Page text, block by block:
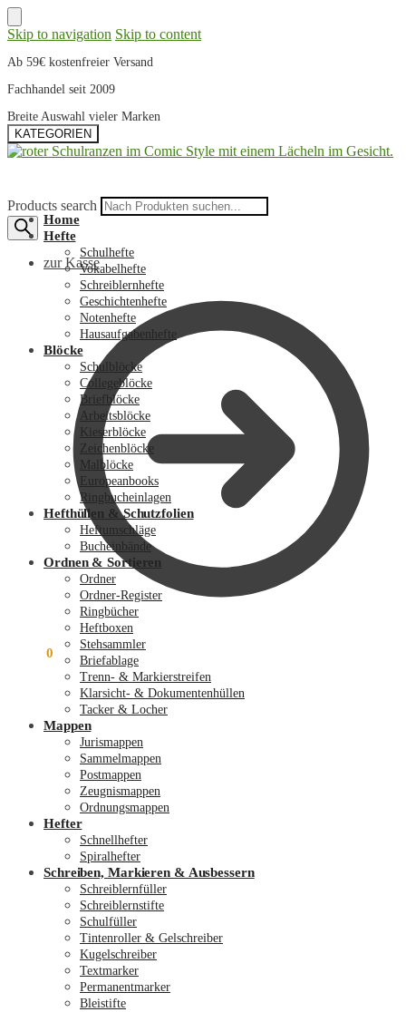
Skip to navigation Skip to content
Ab 59€ kostenfreier Versand
Fachhandel seit 2009
Breite Auswahl vieler Marken
KATEGORIEN
Products search
zur Kasse
0
Home
Hefte
Schulhefte
Vokabelhefte
Schreiblernhefte
Geschichtenhefte
Notenhefte
Hausaufgabenhefte
Blöcke
Schulblöcke
Collegeblöcke
Briefblöcke
Arbeitsblöcke
Kieserblöcke
Zeichenblöcke
Malblöcke
Europeanbooks
Ringbucheinlagen
Hefthüllen & Schutzfolien
Heftumschläge
Bucheinbände
Ordnen & Sortieren
Ordner
Ordner-Register
Ringbücher
Heftboxen
Stehsammler
Briefablage
Trenn- & Markierstreifen
Klarsicht- & Dokumentenhüllen
Tacker & Locher
Mappen
Jurismappen
Sammelmappen
Postmappen
Zeugnismappen
Ordnungsmappen
Hefter
Schnellhefter
Spiralhefter
Schreiben, Markieren & Ausbessern
Schreiblernfüller
Schreiblernstifte
Schulfüller
Tintenroller & Gelschreiber
Kugelschreiber
Textmarker
Permanentmarker
Bleistifte